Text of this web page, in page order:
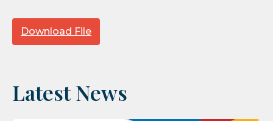
Download File
Latest News